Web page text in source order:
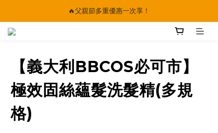
🔥父親節多重優惠一次享！
🔥父親節多重優惠一次享！
🔥父親節多重優惠一次享！
【義大利BBCOS必可市】
極效固絲蘊髮洗髮精(多規
格)